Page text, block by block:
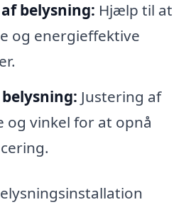
belysning: Hjælp til at
og energieffektive
Justering af
og vinkel for at opnå